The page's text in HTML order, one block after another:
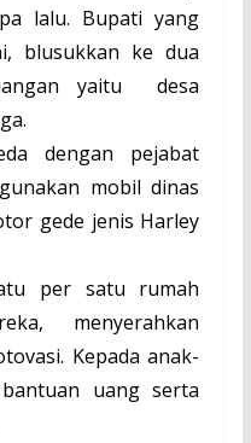
lalu. Bupati yang
blusukkan ke dua
yaitu desa
dengan pejabat
mobil dinas
gede jenis Harley
per satu rumah
menyerahkan
Kepada anak-
uang serta